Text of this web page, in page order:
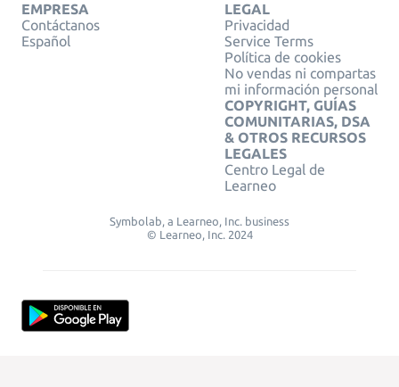
EMPRESA
Contáctanos
Español
LEGAL
Privacidad
Service Terms
Política de cookies
No vendas ni compartas
mi información personal
COPYRIGHT, GUÍAS
COMUNITARIAS, DSA
& OTROS RECURSOS
LEGALES
Centro Legal de
Learneo
Symbolab, a Learneo, Inc. business
© Learneo, Inc. 2024